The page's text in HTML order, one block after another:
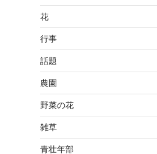
花
行事
話題
農園
野菜の花
雑草
青壮年部